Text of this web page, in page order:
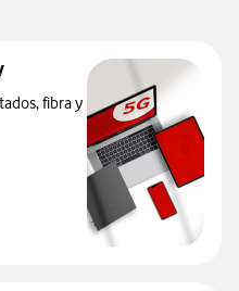
fibra y
fibra y móvil